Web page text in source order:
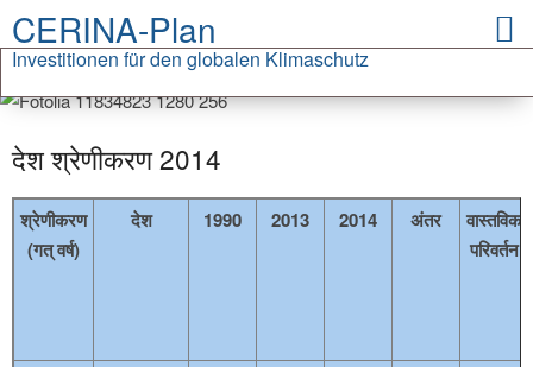
CERINA-Plan
Investitionen für den globalen Klimaschutz
देश श्रेणीकरण 2014
श्रेणीकरण
(गत् वर्ष)
देश 1990 2013 2014 अंतर
वास्तविक
परिवर्तन